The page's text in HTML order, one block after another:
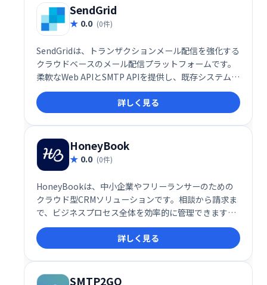
SendGrid
0.0 (0件)
SendGridは、トランザクションメール配信を強化する
クラウドベースのメール配信プラットフォームです。
柔軟なWeb APIとSMTP APIを提供し、既存システムと
の容易な統合を実現します。スケーラブルなインフラ
ストラクチャにより、大量のメール送信にも対応可
能。数分で稼働開始でき、ビジネスの成長をサポート
します。
詳しく見る
HoneyBook
0.0 (0件)
HoneyBookは、中小企業やフリーランサーのための
クラウド型CRMソリューションです。相談から請求ま
で、ビジネスプロセス全体を効率的に管理できます。
プロジェクト管理、顧客予約、請求書発行、オンライ
ン契約、支払い管理など、ビジネスに必要な機能をワ
ンストップで提供。スムーズなワークフローを実現
し、生産性を向上させます。
詳しく見る
SMTP2GO